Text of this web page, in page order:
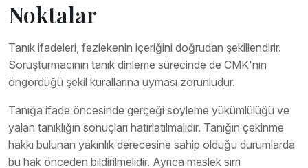
Noktalar
Tanık ifadeleri, fezlekenin içeriğini doğrudan şekillendirir.
Soruşturmacının tanık dinleme sürecinde de CMK'nın
öngördüğü şekil kurallarına uyması zorunludur.
Tanığa ifade öncesinde gerçeği söyleme yükümlülüğü ve
yalan tanıklığın sonuçları hatırlatılmalıdır. Tanığın çekinme
hakkı bulunan yakınlık derecesine sahip olduğu durumlarda
bu hak önceden bildirilmelidir. Ayrıca meslek sırrı